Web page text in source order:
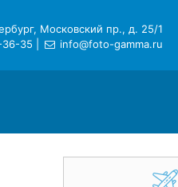
Московский пр., д. 25/1
36-35
info@foto-gamma.ru
МОЙ ПРОФИЛЬ